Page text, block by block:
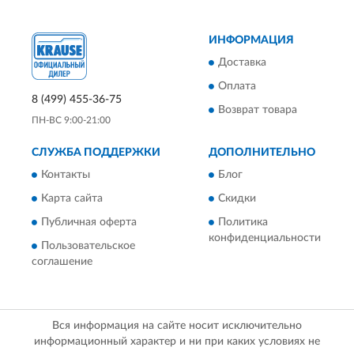
8 (499) 455-36-75
ПН-ВС 9:00-21:00
ИНФОРМАЦИЯ
Доставка
Оплата
Возврат товара
СЛУЖБА ПОДДЕРЖКИ
Контакты
Карта сайта
Публичная оферта
Пользовательское
соглашение
ДОПОЛНИТЕЛЬНО
Блог
Скидки
Политика
конфиденциальности
Вся информация на сайте носит исключительно
информационный характер и ни при каких условиях не